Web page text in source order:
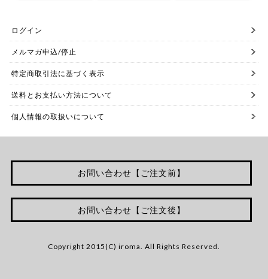
ログイン
メルマガ申込/停止
特定商取引法に基づく表示
送料とお支払い方法について
個人情報の取扱いについて
お問い合わせ【ご注文前】
お問い合わせ【ご注文後】
Copyright 2015(C) iroma. All Rights Reserved.